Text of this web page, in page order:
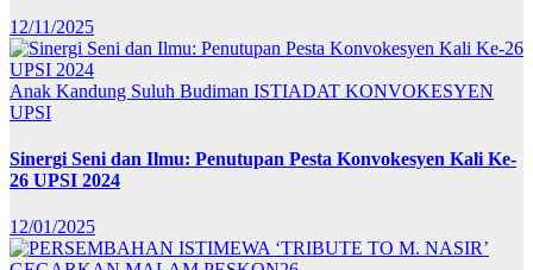
12/11/2025
Anak Kandung Suluh Budiman ISTIADAT KONVOKESYEN
UPSI
Sinergi Seni dan Ilmu: Penutupan Pesta Konvokesyen Kali Ke-
26 UPSI 2024
12/01/2025